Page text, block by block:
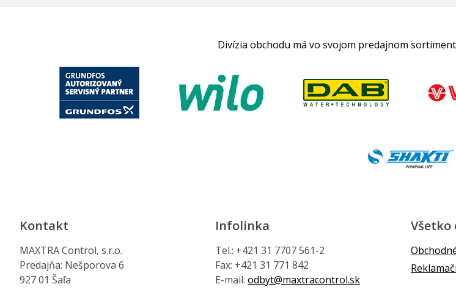
Divízia obchodu má vo svojom predajnom
Kontakt
MAXTRA Control, s.r.o.
Predajňa: Nešporova 6
927 01 Šaľa
Infolinka
Tel.: +421 31 7707 561-2
Fax: +421 31 771 842
E-mail: odbyt@maxtracontrol.sk
Všetko